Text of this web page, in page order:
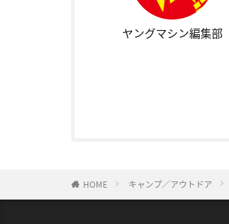
ヤングマシン編集部
HOME キャンプ／アウトドア